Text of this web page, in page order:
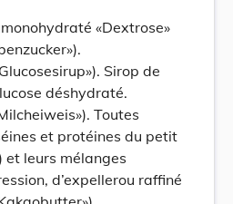
«Dextrose»
Sirop de
déshydraté.
Toutes
et protéines du petit
leurs mélanges
d’expellerou raffiné